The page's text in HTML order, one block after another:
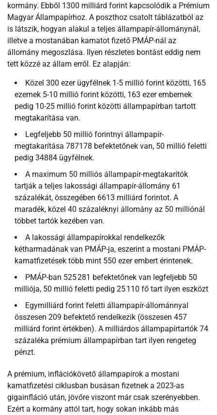
kormány. Ebből 1300 milliárd forint kapcsolódik a Prémium
Magyar Állampapírhoz. A poszthoz csatolt táblázatból az
is látszik, hogyan alakul a teljes állampapír-állománynál,
illetve a mostanában kamatot fizető PMÁP-nál az
állomány megoszlása. Ilyen részletes bontást eddig nem
tett közzé az állam erről. Ez alapján:
Közel 300 ezer ügyfélnek 1-5 millió forint közötti, 165
ezernek 5-10 millió forint közötti, 163 ezer embernek
pedig 10-25 millió forint közötti állampapírban tartott
megtakarítása van.
Legfeljebb 50 millió forintnyi állampapír-
megtakarítása 787178 befektetőnek van, 50 millió feletti
pedig 34884 ügyfélnek.
A maximum 50 milliós állampapír-megtakarítók
tartják a teljes lakossági állampapír-állomány 61
százalékát, összegében 6613 milliárd forintot. A
maradék, közel 40 százaléknyi állomány az 50 milliónál
többet tartók kezében van.
A lakossági állampapírokkal rendelkezők
kétharmadának van PMÁP-ja, eszerint a mostani PMÁP-
kamatfizetések több mint 550 ezer embert érintenek.
PMÁP-ban 525 281 befektetőnek van legfeljebb 50
milliója, 50 millió feletti pedig 25 110 fő tart ilyen eszközt
Egymilliárd forint feletti állampapír-állománnyal
összesen 209 befektető rendelkezik (összesen 457
milliárd forint értékben). A milliárdos állampapírtartók 74
százaléka prémium állampapírban tart ilyen rengeteg
pénzt.
A prémium, inflációkövető állampapírok a mostani
kamatfizetési ciklusban busásan fizetnek a 2023-as
gigainfláció után, jövőre viszont már csak szerényebben.
Ezért a kormány attól tart, hogy sokan inkább más